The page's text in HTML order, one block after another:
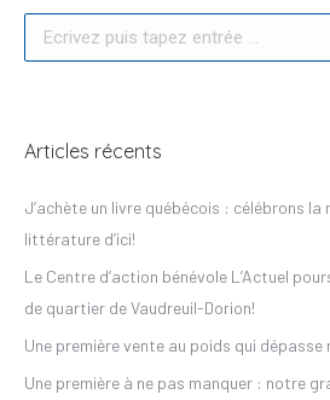
Recherche
Articles récents
J’achète un livre québécois : célébrons la
littérature d’ici!
Le Centre d’action bénévole L’Actuel
de quartier de Vaudreuil-Dorion!
Une première vente au poids qui
Une première à ne pas manquer : notre